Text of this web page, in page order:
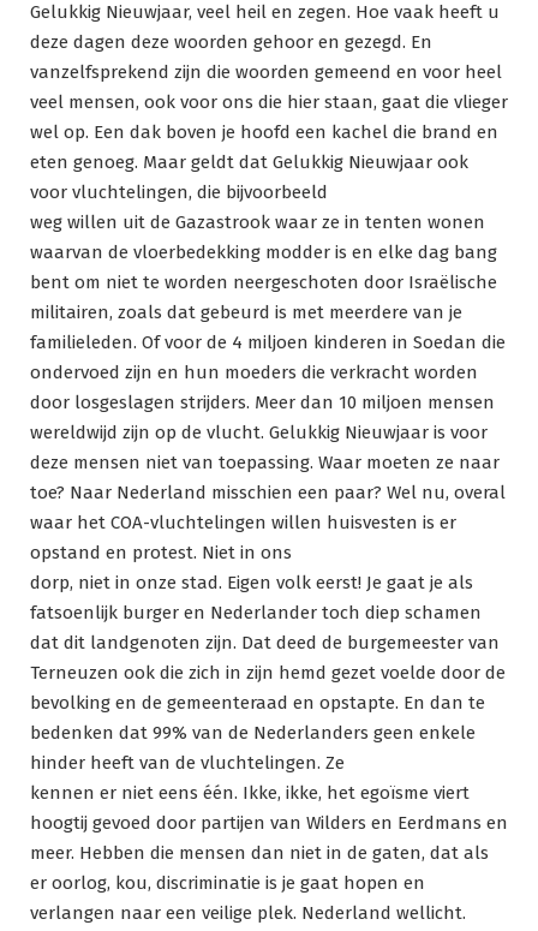
Gelukkig Nieuwjaar, veel heil en zegen. Hoe vaak heeft u
deze dagen deze woorden gehoor en gezegd. En
vanzelfsprekend zijn die woorden gemeend en voor heel
veel mensen, ook voor ons die hier staan, gaat die vlieger
wel op. Een dak boven je hoofd een kachel die brand en
eten genoeg. Maar geldt dat Gelukkig Nieuwjaar ook
voor vluchtelingen, die bijvoorbeeld
weg willen uit de Gazastrook waar ze in tenten wonen
waarvan de vloerbedekking modder is en elke dag bang
bent om niet te worden neergeschoten door Israëlische
militairen, zoals dat gebeurd is met meerdere van je
familieleden. Of voor de 4 miljoen kinderen in Soedan die
ondervoed zijn en hun moeders die verkracht worden
door losgeslagen strijders. Meer dan 10 miljoen mensen
wereldwijd zijn op de vlucht. Gelukkig Nieuwjaar is voor
deze mensen niet van toepassing. Waar moeten ze naar
toe? Naar Nederland misschien een paar? Wel nu, overal
waar het COA-vluchtelingen willen huisvesten is er
opstand en protest. Niet in ons
dorp, niet in onze stad. Eigen volk eerst! Je gaat je als
fatsoenlijk burger en Nederlander toch diep schamen
dat dit landgenoten zijn. Dat deed de burgemeester van
Terneuzen ook die zich in zijn hemd gezet voelde door de
bevolking en de gemeenteraad en opstapte. En dan te
bedenken dat 99% van de Nederlanders geen enkele
hinder heeft van de vluchtelingen. Ze
kennen er niet eens één. Ikke, ikke, het egoïsme viert
hoogtij gevoed door partijen van Wilders en Eerdmans en
meer. Hebben die mensen dan niet in de gaten, dat als
er oorlog, kou, discriminatie is je gaat hopen en
verlangen naar een veilige plek. Nederland wellicht.